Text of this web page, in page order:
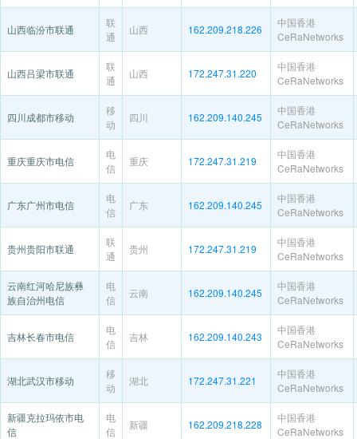
山西临汾市联通
联
通
山西 162.209.218.226
中国香港
CeRaNetworks
山西吕梁市联通
联
通
山西 172.247.31.220
中国香港
CeRaNetworks
四川成都市移动
移
动
四川 162.209.140.245
中国香港
CeRaNetworks
重庆重庆市电信
电
信
重庆 172.247.31.219
中国香港
CeRaNetworks
广东广州市电信
电
信
广东 162.209.140.245
中国香港
CeRaNetworks
贵州贵阳市联通
联
通
贵州 172.247.31.219
中国香港
CeRaNetworks
云南红河哈尼族彝
族自治州电信
电
信
云南 162.209.140.245
中国香港
CeRaNetworks
吉林长春市电信
电
信
吉林 162.209.140.243
中国香港
CeRaNetworks
湖北武汉市移动
移
动
湖北 172.247.31.221
中国香港
CeRaNetworks
新疆克拉玛依市电
信
电
信
新疆 162.209.218.228
中国香港
CeRaNetworks